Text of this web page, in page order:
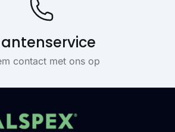
contact met ons op